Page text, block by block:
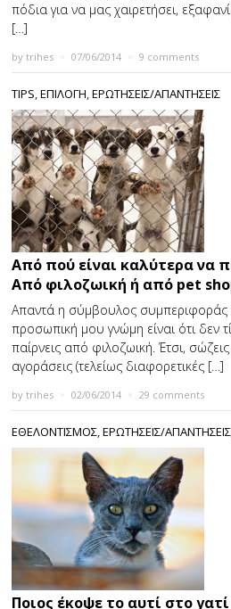
πόδια για να μας χαιρετήσει,
[…]
bytrihes 07/06/2014 9 comments
TIPS,ΕΠΙΛΟΓΗ,ΕΡΩΤΗΣΕΙΣ/ΑΠΑΝΤΗΣΕΙΣ
Aπό πού είναι καλύτερα να
Από φιλοζωική ή από pet
Απαντά η σύμβουλος συμπεριφοράς
προσωπική μου γνώμη είναι ότι δεν
παίρνεις από φιλοζωική. Έτσι,
αγοράσεις (τελείως διαφορετικές […]
bytrihes 02/06/2014 29 comments
ΕΘΕΛΟΝΤΙΣΜΟΣ,ΕΡΩΤΗΣΕΙΣ/ΑΠΑΝΤΗΣΕΙΣ
Ποιος έκοψε το αυτί στο